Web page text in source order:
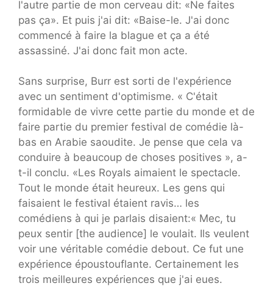
l'autre partie de mon cerveau dit: «Ne faites
pas ça». Et puis j'ai dit: «Baise-le. J'ai donc
commencé à faire la blague et ça a été
assassiné. J'ai donc fait mon acte.
Sans surprise, Burr est sorti de l'expérience
avec un sentiment d'optimisme. « C'était
formidable de vivre cette partie du monde et de
faire partie du premier festival de comédie là-
bas en Arabie saoudite. Je pense que cela va
conduire à beaucoup de choses positives », a-
t-il conclu. «Les Royals aimaient le spectacle.
Tout le monde était heureux. Les gens qui
faisaient le festival étaient ravis… les
comédiens à qui je parlais disaient:« Mec, tu
peux sentir [the audience] le voulait. Ils veulent
voir une véritable comédie debout. Ce fut une
expérience époustouflante. Certainement les
trois meilleures expériences que j'ai eues.